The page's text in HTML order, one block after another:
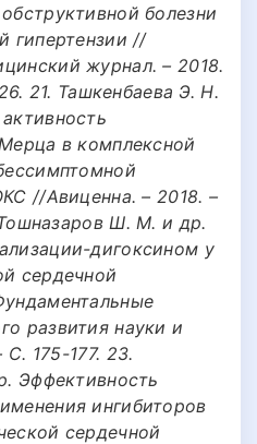
болезни
гипертензии //
журнал. – 2018.
21. Ташкенбаева Э. Н.
в комплексной
//Авиценна. – 2018. –
Ш. М. и др.
дигоксином у
сердечной
развития науки и
С. 175-177. 23.
Эффективность
ингибиторов
сердечной